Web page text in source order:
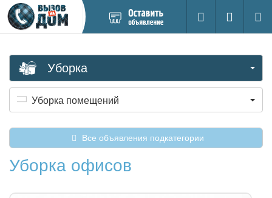
новое
Поиск
Вход на
Уборка
Уборка помещений
Все объявления подкатегории
Уборка офисов